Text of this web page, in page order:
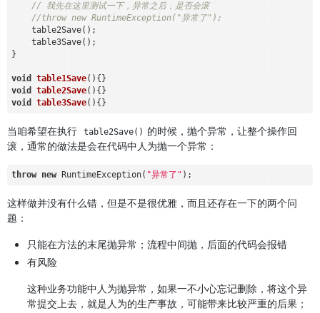
// 我先在这里测试一下，异常之后，是否会滚
//throw new RuntimeException("异常了");
    table2Save();
    table3Save();
}
void table1Save()
void
table2Save()
void
table3Save()
当咱希望在执行 table2Save() 的时候，抛个异常，让整个操作回
滚，通常的做法是会在代码中人为抛一个异常：
throw new RuntimeException( "异常了"
这样做并没有什么错，但是不是很优雅，而且还存在一下的两个问
题：
只能在方法的末尾抛异常；流程中间抛，后面的代码会报错
有风险
这种业务功能中人为抛异常，如果一不小心忘记删除，将这个异
常提交上去，就是人为的生产事故，可能带来比较严重的后果；